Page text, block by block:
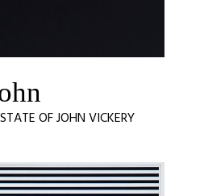
OF JOHN VICKERY